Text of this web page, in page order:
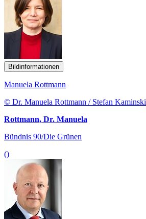
Bildinformationen
Manuela Rottmann
© Dr. Manuela Rottmann / Stefan Kaminski
Rottmann, Dr. Manuela
Bündnis 90/Die Grünen
()